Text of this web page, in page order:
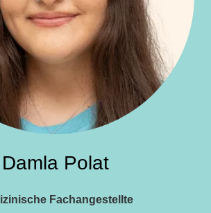
Damla Polat
Fachangestellte